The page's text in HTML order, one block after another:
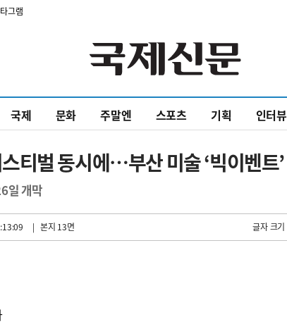
그램
국제 문화 주말엔 스포츠 기획 인터뷰
티벌 동시에…부산 미술 ‘빅이벤트’
일 개막
| 본지 13면 글자 크기